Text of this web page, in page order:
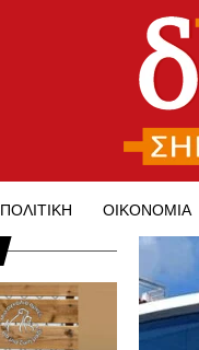
ΠΟΛΙΤΙΚΉ ΟΙΚΟΝΟΜΊΑ